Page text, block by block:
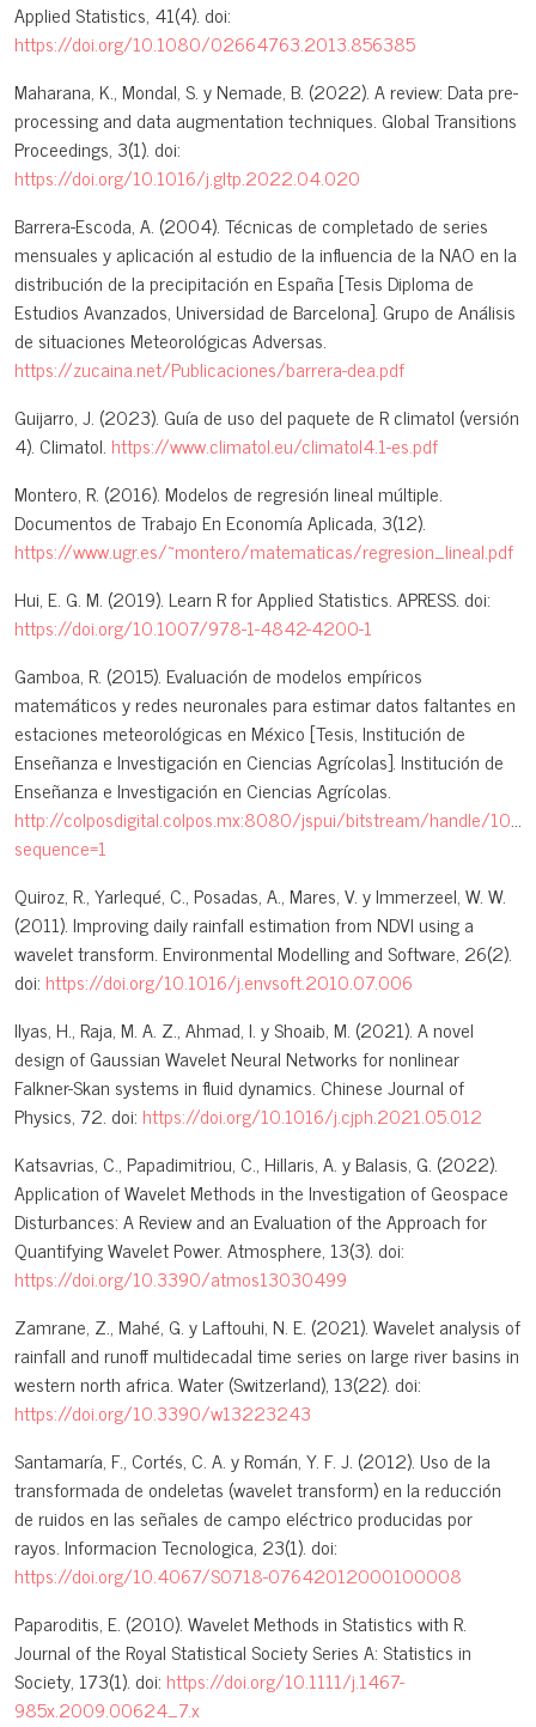
Applied Statistics, 41(4). doi:
https://doi.org/10.1080/02664763.2013.856385
Maharana, K., Mondal, S. y Nemade, B. (2022). A review: Data pre-
processing and data augmentation techniques. Global Transitions
Proceedings, 3(1). doi:
https://doi.org/10.1016/j.gltp.2022.04.020
Barrera-Escoda, A. (2004). Técnicas de completado de series
mensuales y aplicación al estudio de la influencia de la NAO en la
distribución de la precipitación en España [Tesis Diploma de
Estudios Avanzados, Universidad de Barcelona]. Grupo de Análisis
de situaciones Meteorológicas Adversas.
https://zucaina.net/Publicaciones/barrera-dea.pdf
Guijarro, J. (2023). Guía de uso del paquete de R climatol (versión
4). Climatol. https://www.climatol.eu/climatol4.1-es.pdf
Montero, R. (2016). Modelos de regresión lineal múltiple.
Documentos de Trabajo En Economía Aplicada, 3(12).
https://www.ugr.es/~montero/matematicas/regresion_lineal.pdf
Hui, E. G. M. (2019). Learn R for Applied Statistics. APRESS. doi:
https://doi.org/10.1007/978-1-4842-4200-1
Gamboa, R. (2015). Evaluación de modelos empíricos
matemáticos y redes neuronales para estimar datos faltantes en
estaciones meteorológicas en México [Tesis, Institución de
Enseñanza e Investigación en Ciencias Agrícolas]. Institución de
Enseñanza e Investigación en Ciencias Agrícolas.
http://colposdigital.colpos.mx:8080/jspui/bitstream/handle/
sequence=1
Quiroz, R., Yarlequé, C., Posadas, A., Mares, V. y Immerzeel, W. W.
(2011). Improving daily rainfall estimation from NDVI using a
wavelet transform. Environmental Modelling and Software, 26(2).
doi: https://doi.org/10.1016/j.envsoft.2010.07.006
Ilyas, H., Raja, M. A. Z., Ahmad, I. y Shoaib, M. (2021). A novel
design of Gaussian Wavelet Neural Networks for nonlinear
Falkner-Skan systems in fluid dynamics. Chinese Journal of
Physics, 72. doi: https://doi.org/10.1016/j.cjph.2021.05.012
Katsavrias, C., Papadimitriou, C., Hillaris, A. y Balasis, G. (2022).
Application of Wavelet Methods in the Investigation of Geospace
Disturbances: A Review and an Evaluation of the Approach for
Quantifying Wavelet Power. Atmosphere, 13(3). doi:
https://doi.org/10.3390/atmos13030499
Zamrane, Z., Mahé, G. y Laftouhi, N. E. (2021). Wavelet analysis of
rainfall and runoff multidecadal time series on large river basins in
western north africa. Water (Switzerland), 13(22). doi:
https://doi.org/10.3390/w13223243
Santamaría, F., Cortés, C. A. y Román, Y. F. J. (2012). Uso de la
transformada de ondeletas (wavelet transform) en la reducción
de ruidos en las señales de campo eléctrico producidas por
rayos. Informacion Tecnologica, 23(1). doi:
https://doi.org/10.4067/S0718-07642012000100008
Paparoditis, E. (2010). Wavelet Methods in Statistics with R.
Journal of the Royal Statistical Society Series A: Statistics in
Society, 173(1). doi: https://doi.org/10.1111/j.1467-
985x.2009.00624_7.x